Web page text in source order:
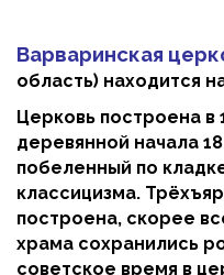
Варваринская
область) находится
Церковь построена в
деревянной начала
побеленный по
классицизма.
построена, скорее
храма сохранились
советское время в